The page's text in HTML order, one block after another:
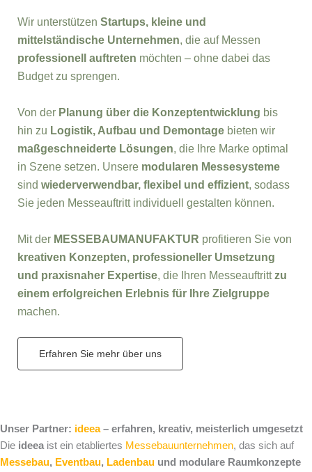
Wir unterstützen Startups, kleine und
mittelständische Unternehmen, die auf Messen
professionell auftreten möchten – ohne dabei das
Budget zu sprengen.
Von der Planung über die Konzeptentwicklung bis
hin zu Logistik, Aufbau und Demontage bieten wir
maßgeschneiderte Lösungen, die Ihre Marke optimal
in Szene setzen. Unsere modularen Messesysteme
sind wiederverwendbar, flexibel und effizient, sodass
Sie jeden Messeauftritt individuell gestalten können.
Mit der MESSEBAUMANUFAKTUR profitieren Sie von
kreativen Konzepten, professioneller Umsetzung
und praxisnaher Expertise, die Ihren Messeauftrittzu
einem erfolgreichen Erlebnis für Ihre Zielgruppe
machen.
Erfahren Sie mehr über uns
Unser Partner: ideea– erfahren, kreativ, meisterlich umgesetzt
Die ideea ist ein etabliertes Messebauunternehmen, das sich auf
Messebau, Eventbau, Ladenbau und modulare Raumkonzepte